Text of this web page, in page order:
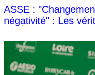
ASSE :
négativité" : Les